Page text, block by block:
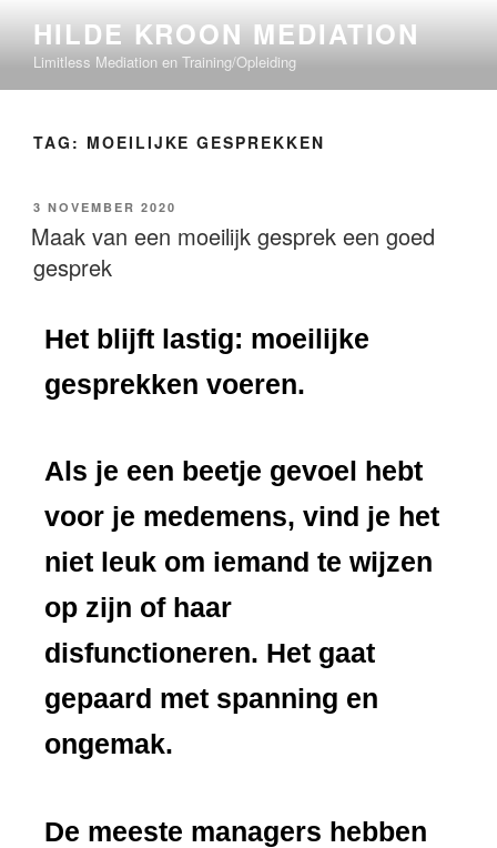
HILDE KROON MEDIATION
Limitless Mediation en Training/Opleiding
TAG: MOEILIJKE GESPREKKEN
3 NOVEMBER 2020
Maak van een moeilijk gesprek een goed
gesprek
Het blijft lastig: moeilijke
gesprekken voeren.
Als je een beetje gevoel hebt
voor je medemens, vind je het
niet leuk om iemand te wijzen
op zijn of haar
disfunctioneren. Het gaat
gepaard met spanning en
ongemak.
De meeste managers hebben